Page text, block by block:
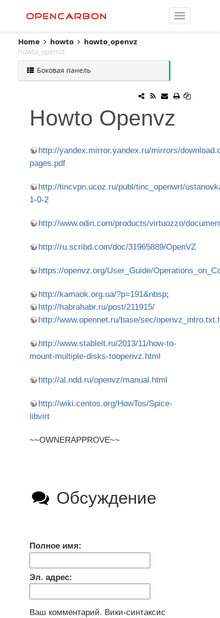
OpenCarbon
Home howto howto_openvz
howto_openvz
Боковая панель
Howto Openvz
http://yandex.mirror.yandex.ru/mirrors/
pages.pdf
http://tincvpn.ucoz.ru/publ/tinc_openwrt/
1-0-2
http://www.odin.com/products/virtuozzo/
http://ru.scribd.com/doc/31965889/OpenVZ
https://openvz.org/User_Guide/
http://kamaok.org.ua/?p=191&nbsp;
http://habrahabr.ru/post/211915/
http://www.opennet.ru/base/sec/
http://www.stableit.ru/2013/11/how-to-
mount-multiple-disks-toopenvz.html
http://al.ndd.ru/openvz/manual.html
http://wiki.centos.org/HowTos/Spice-
libvirt
~~OWNERAPPROVE~~
Обсуждение
Полное имя:
Эл. адрес:
Ваш комментарий. Вики-синтаксис